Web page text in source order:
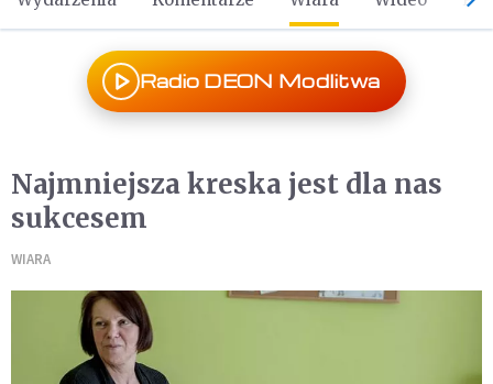
Radio DEON Modlitwa
Najmniejsza kreska jest dla nas
sukcesem
WIARA